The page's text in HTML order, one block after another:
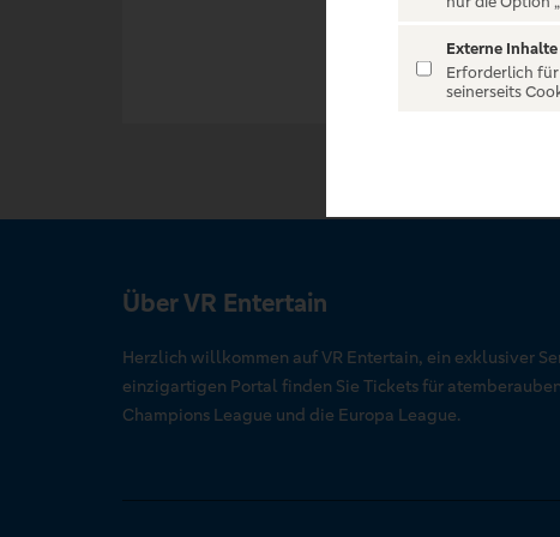
Über VR Entertain
Herzlich willkommen auf VR Entertain, ein exklusiver
einzigartigen Portal finden Sie Tickets für
Champions League und die Europa League.
Externe Inhalte
Erforderlich
seinerseits